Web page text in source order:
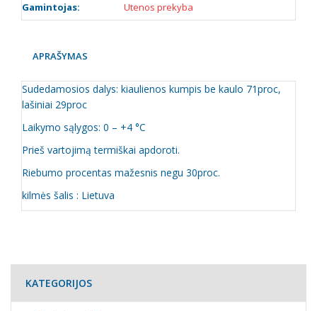
Gamintojas: Utenos prekyba
APRAŠYMAS
Sudedamosios dalys: kiaulienos kumpis be kaulo 71proc,
lašiniai 29proc
Laikymo sąlygos: 0 – +4 °C
Prieš vartojimą termiškai apdoroti.
Riebumo procentas mažesnis negu 30proc.
kilmės šalis : Lietuva
KATEGORIJOS